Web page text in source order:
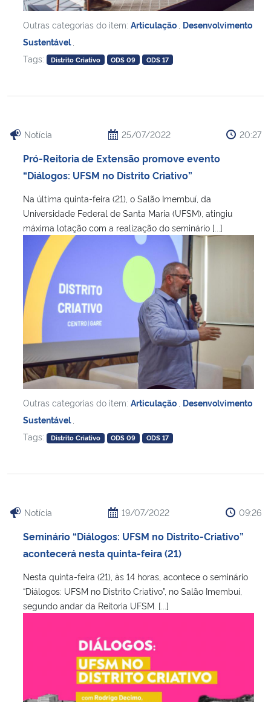
Outras categorias do item: Articulação Desenvolvimento
Sustentável
Tags:
Distrito Criativo ODS 09 ODS 17
Notícia 25/07/2022 20:27
Pró-Reitoria de Extensão promove evento
“Diálogos: UFSM no Distrito Criativo”
Na última quinta-feira (21), o Salão Imembuí, da
Universidade Federal de Santa Maria (UFSM), atingiu
máxima lotação com a realização do seminário [...]
Outras categorias do item: Articulação Desenvolvimento
Sustentável
Tags:
Distrito Criativo ODS 09 ODS 17
Notícia 19/07/2022 09:26
Seminário “Diálogos: UFSM no Distrito-Criativo”
acontecerá nesta quinta-feira (21)
Nesta quinta-feira (21), às 14 horas, acontece o seminário
“Diálogos: UFSM no Distrito Criativo”, no Salão Imembuí,
segundo andar da Reitoria UFSM. [...]